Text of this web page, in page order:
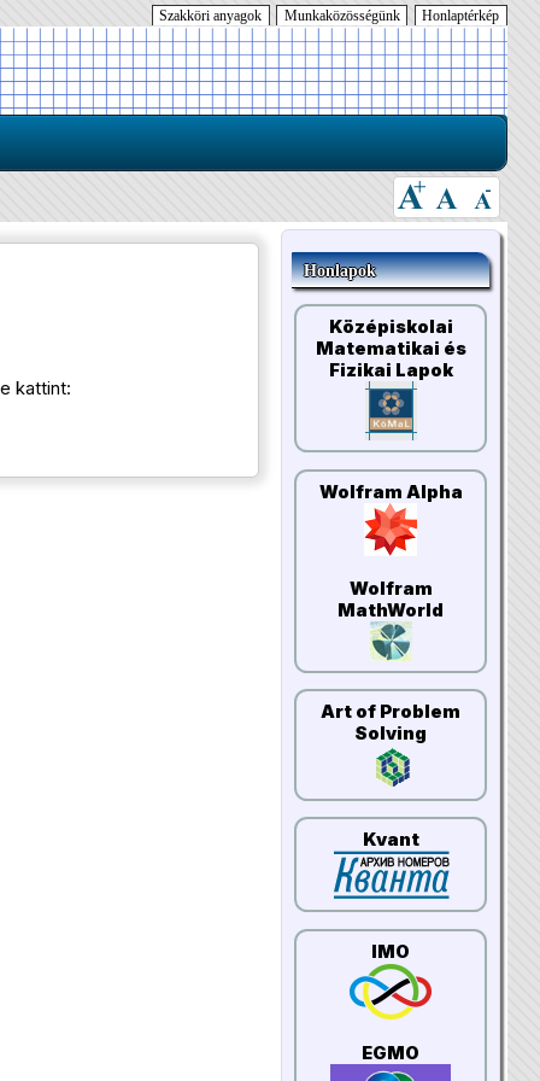
Honlaptérkép
Munkaközösségünk
Szakköri anyagok
kattint:
Honlapok
Középiskolai
Matematikai és
Fizikai Lapok
Wolfram Alpha
Wolfram
MathWorld
Art of Problem
Solving
Kvant
IMO
EGMO